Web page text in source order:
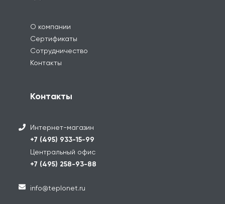
О компании
Сертификаты
Сотрудничество
Контакты
Контакты
Интернет-магазин
+7 (495) 933-15-99
Центральный офис
+7 (495) 258-93-88
info@teplonet.ru